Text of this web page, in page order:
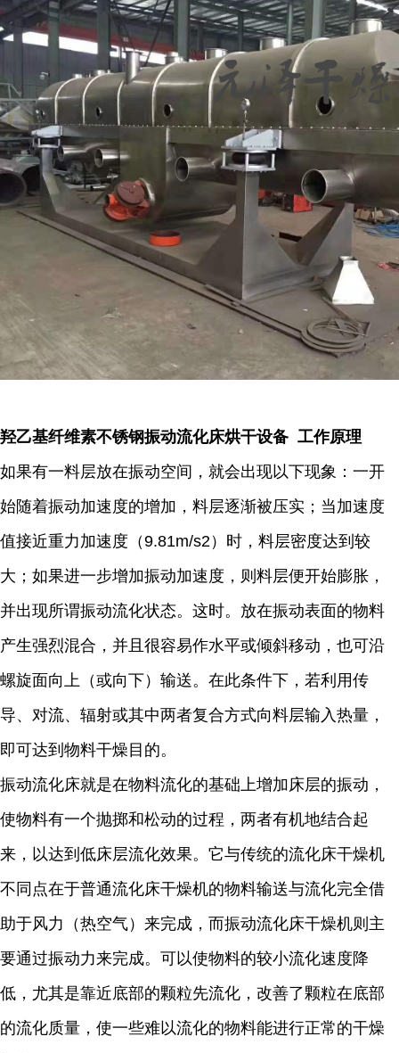
羟乙基纤维素不锈钢振动流化床烘干设备 工作原理
如果有一料层放在振动空间，就会出现以下现象：一开
始随着振动加速度的增加，料层逐渐被压实；当加速度
值接近重力加速度（9.81m/s2）时，料层密度达到较
大；如果进一步增加振动加速度，则料层便开始膨胀，
并出现所谓振动流化状态。这时。放在振动表面的物料
产生强烈混合，并且很容易作水平或倾斜移动，也可沿
螺旋面向上（或向下）输送。在此条件下，若利用传
导、对流、辐射或其中两者复合方式向料层输入热量，
即可达到物料干燥目的。
振动流化床就是在物料流化的基础上增加床层的振动，
使物料有一个抛掷和松动的过程，两者有机地结合起
来，以达到低床层流化效果。它与传统的流化床干燥机
不同点在于普通流化床干燥机的物料输送与流化完全借
助于风力（热空气）来完成，而振动流化床干燥机则主
要通过振动力来完成。可以使物料的较小流化速度降
低，尤其是靠近底部的颗粒先流化，改善了颗粒在底部
的流化质量，使一些难以流化的物料能进行正常的干燥